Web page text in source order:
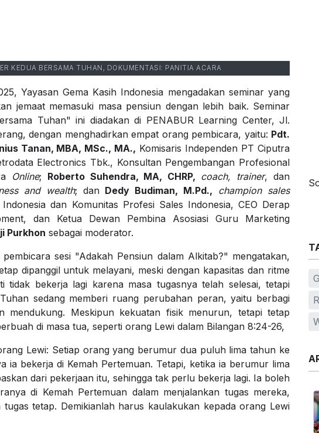
KEDUA BERSAMA TUHAN, DOKUMENTASI: PANITIA ACARA
Yayasan Gema Kasih Indonesia mengadakan seminar yang
jemaat memasuki masa pensiun dengan lebih baik. Seminar
Tuhan" ini diadakan di PENABUR Learning Center, Jl.
dengan menghadirkan empat orang pembicara, yaitu: Pdt.
Tanan, MBA, MSc., MA., Komisaris Independen PT Ciputra
Electronics Tbk., Konsultan Pengembangan Profesional
Online; Roberto Suhendra, MA, CHRP, coach, trainer, dan
and wealth; dan Dedy Budiman, M.Pd., champion sales
dan Komunitas Profesi Sales Indonesia, CEO Derap
dan Ketua Dewan Pembina Asosiasi Guru Marketing
Purkhon sebagai moderator.
sesi "Adakah Pensiun dalam Alkitab?" mengatakan,
dipanggil untuk melayani, meski dengan kapasitas dan ritme
tidak bekerja lagi karena masa tugasnya telah selesai, tetapi
sedang memberi ruang perubahan peran, yaitu berbagi
mendukung. Meskipun kekuatan fisik menurun, tetapi tetap
di masa tua, seperti orang Lewi dalam Bilangan 8:24-26,
Lewi: Setiap orang yang berumur dua puluh lima tahun ke
ia bekerja di Kemah Pertemuan. Tetapi, ketika ia berumur lima
dari pekerjaan itu, sehingga tak perlu bekerja lagi. Ia boleh
di Kemah Pertemuan dalam menjalankan tugas mereka,
tetap. Demikianlah harus kaulakukan kepada orang Lewi